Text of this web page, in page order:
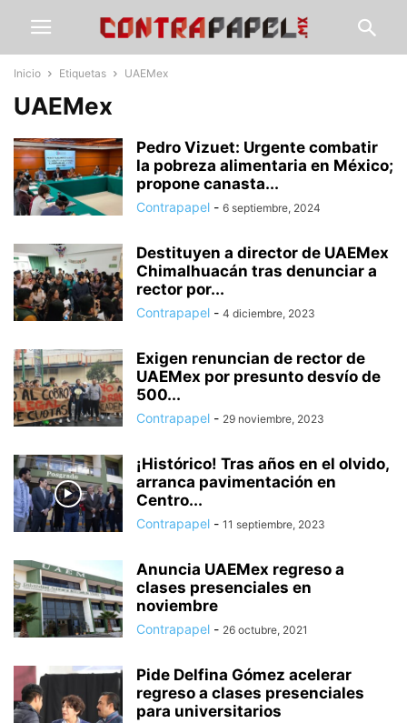
Inicio Etiquetas UAEMex
UAEMex
Pedro Vizuet: Urgente combatir
la pobreza alimentaria en México;
propone canasta...
Contrapapel - 6 septiembre, 2024
Destituyen a director de UAEMex
Chimalhuacán tras denunciar a
rector por...
Contrapapel - 4 diciembre, 2023
Exigen renuncian de rector de
UAEMex por presunto desvío de
500...
Contrapapel - 29 noviembre, 2023
¡Histórico! Tras años en el olvido,
arranca pavimentación en
Centro...
Contrapapel - 11 septiembre, 2023
Anuncia UAEMex regreso a
clases presenciales en
noviembre
Contrapapel - 26 octubre, 2021
Pide Delfina Gómez acelerar
regreso a clases presenciales
para universitarios